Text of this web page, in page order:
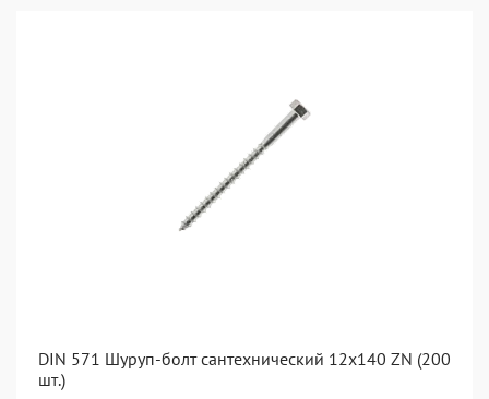
DIN 571 Шуруп-болт сантехнический 12x140 ZN (200
шт.)